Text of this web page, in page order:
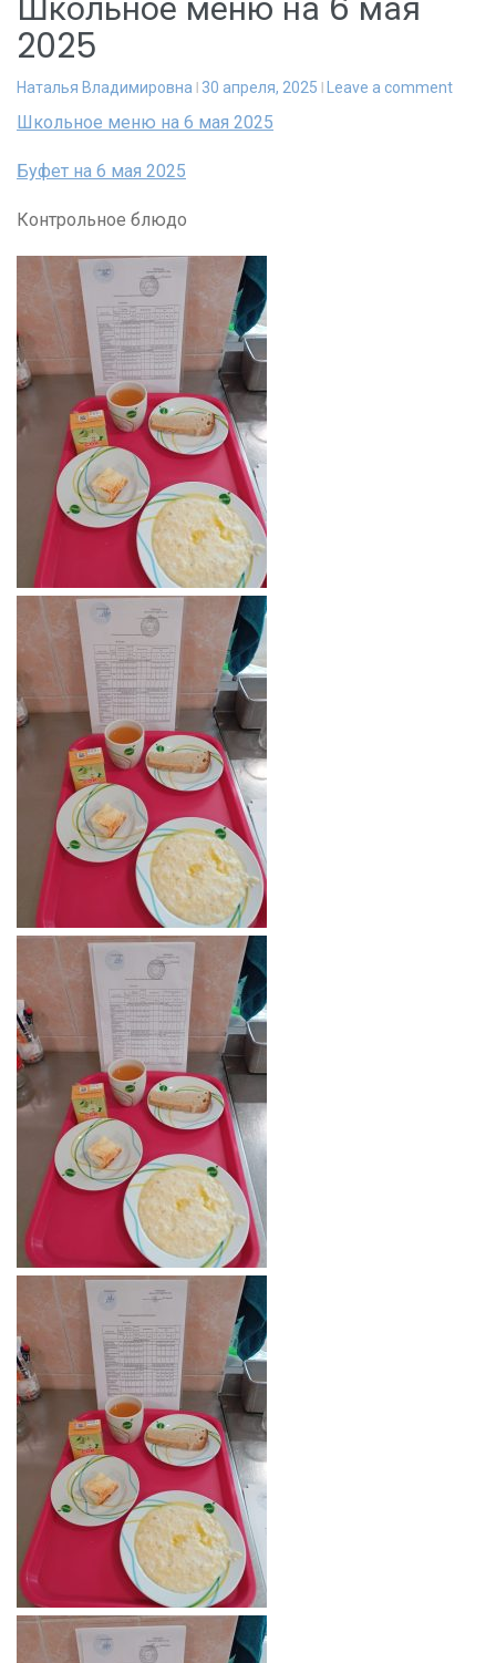
2025
Наталья Владимировна 30 апреля, 2025 Leave a comment
Школьное меню на 6 мая 2025
Буфет на 6 мая 2025
Контрольное блюдо